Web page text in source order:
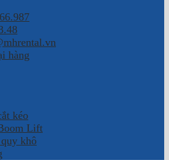
hàng
kéo
Lift
khô